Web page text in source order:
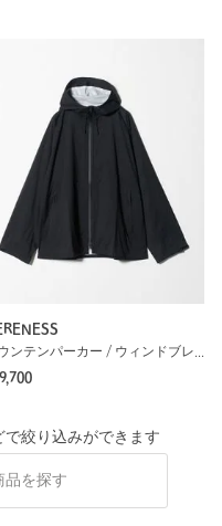
マウンテンパーカー / ウィンドブレーカー
絞り込みができます
品を探す